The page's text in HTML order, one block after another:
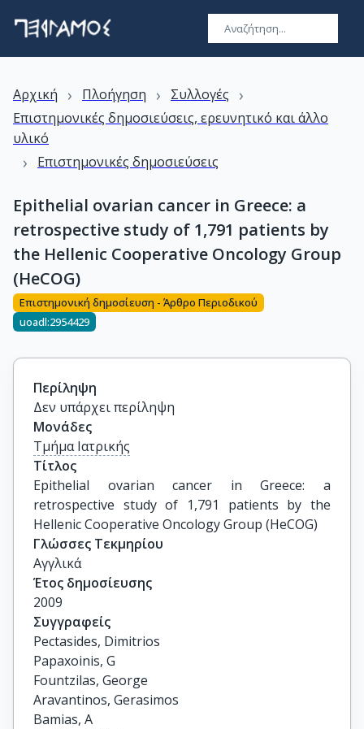
Αρχική › Πλοήγηση › Συλλογές ›
Επιστημονικές δημοσιεύσεις, ερευνητικό και άλλο
υλικό
› Επιστημονικές δημοσιεύσεις
Epithelial ovarian cancer in Greece: a
retrospective study of 1,791 patients by
the Hellenic Cooperative Oncology Group
(HeCOG)
Επιστημονική δημοσίευση - Άρθρο Περιοδικού
uoadl:2954429
Περίληψη
Δεν υπάρχει περίληψη
Μονάδες
Τμήμα Ιατρικής
Τίτλος
Epithelial ovarian cancer in Greece: a
retrospective study of 1,791 patients by the
Hellenic Cooperative Oncology Group (HeCOG)
Γλώσσες Τεκμηρίου
Αγγλικά
Έτος δημοσίευσης
2009
Συγγραφείς
Pectasides, Dimitrios
Papaxoinis, G
Fountzilas, George
Aravantinos, Gerasimos
Bamias, A